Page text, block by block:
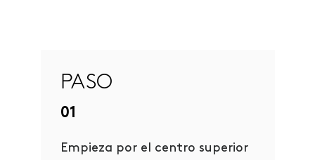
PASO
01
Empieza por el centro superior